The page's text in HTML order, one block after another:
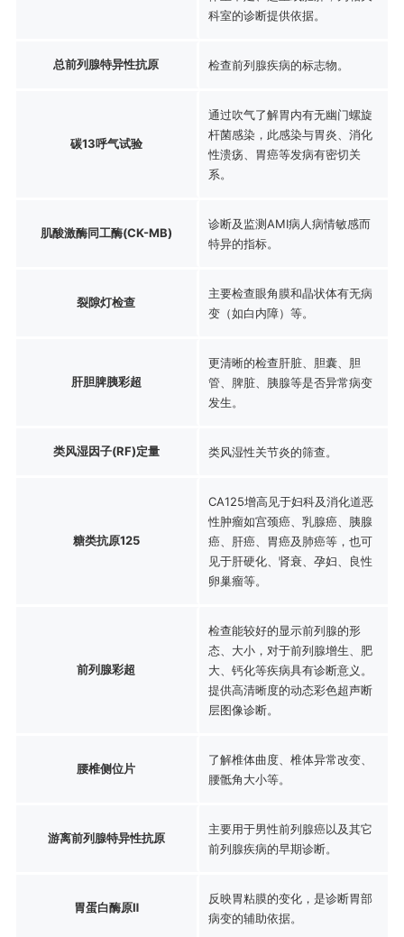
科室的诊断提供依据。
总前列腺特异性抗原 检查前列腺疾病的标志物。
碳13呼气试验
通过吹气了解胃内有无幽门螺旋
杆菌感染，此感染与胃炎、消化
性溃疡、胃癌等发病有密切关
系。
肌酸激酶同工酶(CK-MB)
诊断及监测AMI病人病情敏感而
特异的指标。
裂隙灯检查
主要检查眼角膜和晶状体有无病
变（如白内障）等。
肝胆脾胰彩超
更清晰的检查肝脏、胆囊、胆
管、脾脏、胰腺等是否异常病变
发生。
类风湿因子(RF)定量 类风湿性关节炎的筛查。
糖类抗原125
CA125增高见于妇科及消化道恶
性肿瘤如宫颈癌、乳腺癌、胰腺
癌、肝癌、胃癌及肺癌等，也可
见于肝硬化、肾衰、孕妇、良性
卵巢瘤等。
前列腺彩超
检查能较好的显示前列腺的形
态、大小，对于前列腺增生、肥
大、钙化等疾病具有诊断意义。
提供高清晰度的动态彩色超声断
层图像诊断。
腰椎侧位片
了解椎体曲度、椎体异常改变、
腰骶角大小等。
游离前列腺特异性抗原
主要用于男性前列腺癌以及其它
前列腺疾病的早期诊断。
胃蛋白酶原Ⅱ
反映胃粘膜的变化，是诊断胃部
病变的辅助依据。